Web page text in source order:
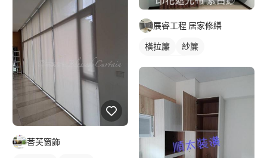
莕芙窗飾
展睿工程 居家修繕
橫拉簾
紗簾